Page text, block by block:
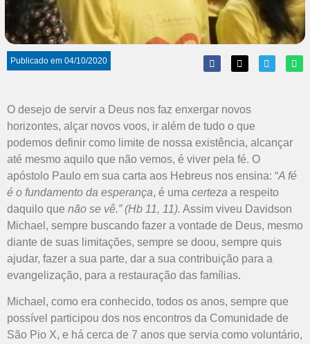
Publicado em 04/10/2020
O desejo de servir a Deus nos faz enxergar novos
horizontes, alçar novos voos, ir além de tudo o que
podemos definir como limite de nossa existência, alcançar
até mesmo aquilo que não vemos, é viver pela fé. O
apóstolo Paulo em sua carta aos Hebreus nos ensina: “A fé
é o fundamento da esperança, é uma certeza a respeito
daquilo que não se vê.”(Hb 11, 11). Assim viveu Davidson
Michael, sempre buscando fazer a vontade de Deus, mesmo
diante de suas limitações, sempre se doou, sempre quis
ajudar, fazer a sua parte, dar a sua contribuição para a
evangelização, para a restauração das famílias.
Michael, como era conhecido, todos os anos, sempre que
possível participou dos nos encontros da Comunidade de
São Pio X, e há cerca de 7 anos que servia como voluntário,